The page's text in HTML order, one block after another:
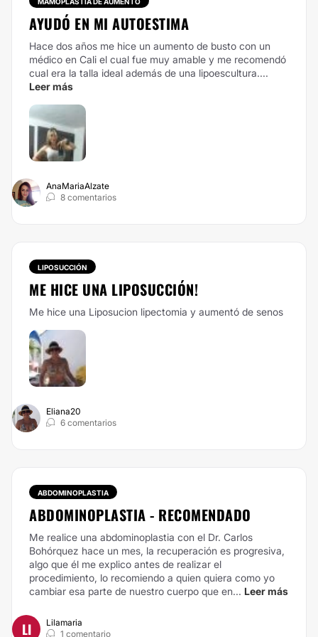
AYUDÓ EN MI AUTOESTIMA
Hace dos años me hice un aumento de busto con un
médico en Cali el cual fue muy amable y me recomendó
cual era la talla ideal además de una lipoescultura....
Leer más
AnaMariaAlzate
8 comentarios
LIPOSUCCIÓN
ME HICE UNA LIPOSUCCIÓN!
Me hice una Liposucion lipectomia y aumentó de senos
Eliana20
6 comentarios
ABDOMINOPLASTIA
ABDOMINOPLASTIA - RECOMENDADO
Me realice una abdominoplastia con el Dr. Carlos
Bohórquez hace un mes, la recuperación es progresiva,
algo que él me explico antes de realizar el
procedimiento, lo recomiendo a quien quiera como yo
cambiar esa parte de nuestro cuerpo que en... Leer más
LI
Lilamaria
1 comentario